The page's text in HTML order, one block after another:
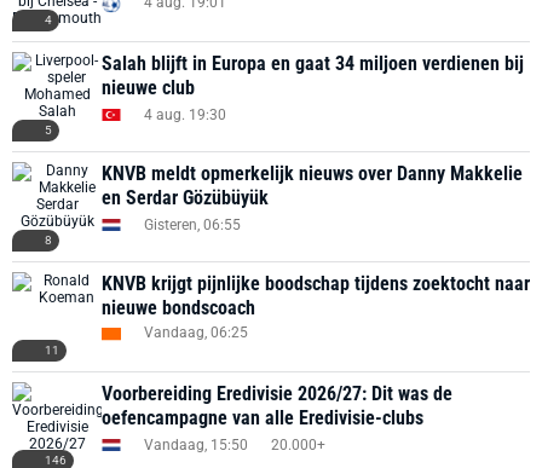
4
5
Salah blijft in Europa en gaat 34 miljoen verdienen bij
nieuwe club
4 aug. 19:30
8
KNVB meldt opmerkelijk nieuws over Danny Makkelie
en Serdar Gözübüyük
Gisteren, 06:55
11
KNVB krijgt pijnlijke boodschap tijdens zoektocht naar
nieuwe bondscoach
Vandaag, 06:25
146
Voorbereiding Eredivisie 2026/27: Dit was de
oefencampagne van alle Eredivisie-clubs
Vandaag, 15:50 20.000+